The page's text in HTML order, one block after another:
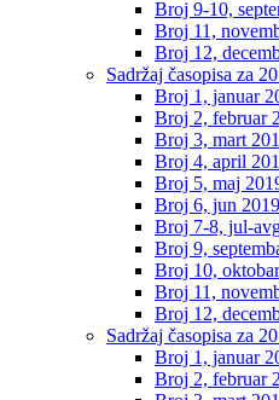
Broj 9-10,
Broj 11,
Broj 12,
Sadržaj časopisa za
Broj 1, januar
Broj 2, februar
Broj 3, mart
Broj 4, april
Broj 5, maj
Broj 6, jun 2019
Broj 7-8, jul-
Broj 9,
Broj 10,
Broj 11,
Broj 12,
Sadržaj časopisa za
Broj 1, januar
Broj 2, februar